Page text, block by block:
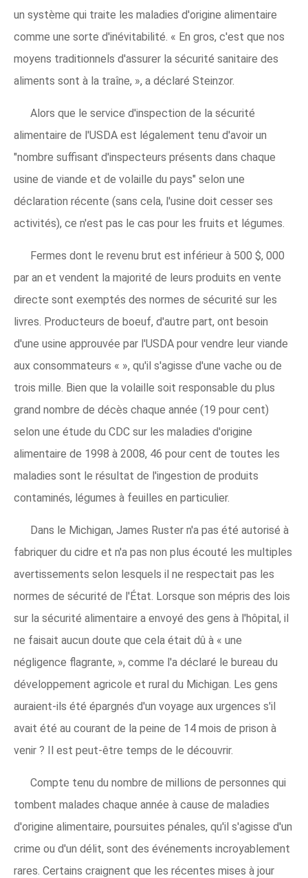
un système qui traite les maladies d'origine alimentaire
comme une sorte d'inévitabilité. « En gros, c'est que nos
moyens traditionnels d'assurer la sécurité sanitaire des
aliments sont à la traîne, », a déclaré Steinzor.
Alors que le service d'inspection de la sécurité
alimentaire de l'USDA est légalement tenu d'avoir un
"nombre suffisant d'inspecteurs présents dans chaque
usine de viande et de volaille du pays" selon une
déclaration récente (sans cela, l'usine doit cesser ses
activités), ce n'est pas le cas pour les fruits et légumes.
Fermes dont le revenu brut est inférieur à 500 $, 000
par an et vendent la majorité de leurs produits en vente
directe sont exemptés des normes de sécurité sur les
livres. Producteurs de boeuf, d'autre part, ont besoin
d'une usine approuvée par l'USDA pour vendre leur viande
aux consommateurs « », qu'il s'agisse d'une vache ou de
trois mille. Bien que la volaille soit responsable du plus
grand nombre de décès chaque année (19 pour cent)
selon une étude du CDC sur les maladies d'origine
alimentaire de 1998 à 2008, 46 pour cent de toutes les
maladies sont le résultat de l'ingestion de produits
contaminés, légumes à feuilles en particulier.
Dans le Michigan, James Ruster n'a pas été autorisé à
fabriquer du cidre et n'a pas non plus écouté les multiples
avertissements selon lesquels il ne respectait pas les
normes de sécurité de l'État. Lorsque son mépris des lois
sur la sécurité alimentaire a envoyé des gens à l'hôpital, il
ne faisait aucun doute que cela était dû à « une
négligence flagrante, », comme l'a déclaré le bureau du
développement agricole et rural du Michigan. Les gens
auraient-ils été épargnés d'un voyage aux urgences s'il
avait été au courant de la peine de 14 mois de prison à
venir ? Il est peut-être temps de le découvrir.
Compte tenu du nombre de millions de personnes qui
tombent malades chaque année à cause de maladies
d'origine alimentaire, poursuites pénales, qu'il s'agisse d'un
crime ou d'un délit, sont des événements incroyablement
rares. Certains craignent que les récentes mises à jour